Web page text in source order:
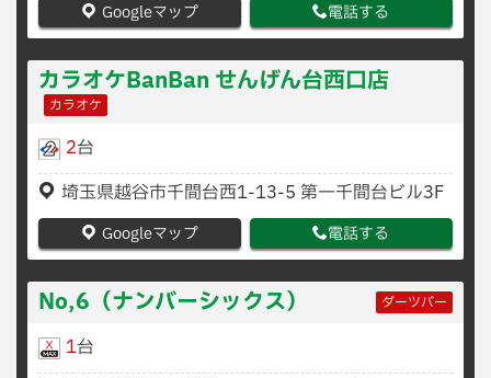
Googleマップ 電話する
カラオケBanBan せんげん台西口店
カラオケ
2台
埼玉県越谷市千間台西1-13-5 第一千間台ビル3F
Googleマップ 電話する
No,6（ナンバーシックス） ダーツバー
1台